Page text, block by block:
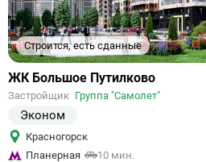
Строится, есть сданные
Ссылка
объект
ЖК Большое Путилково
Застройщик Группа "Самолет"
Эконом
Красногорск
Планерная
10 мин.